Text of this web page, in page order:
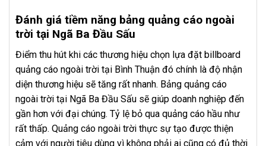
Đánh giá tiềm năng bảng quảng cáo ngoài
trời tại Ngã Ba Đầu Sấu
Điểm thu hút khi các thương hiệu chọn lựa đặt billboard
quảng cáo ngoài trời tại Bình Thuận đó chính là độ nhận
diện thương hiệu sẽ tăng rất nhanh. Bảng quảng cáo
ngoài trời tại Ngã Ba Đầu Sấu sẽ giúp doanh nghiệp đến
gần hơn với đại chúng. Tỷ lệ bỏ qua quảng cáo hầu như
rất thấp. Quảng cáo ngoài trời thực sự tạo được thiện
cảm với người tiêu dùng vì không phải ai cũng có đủ thời